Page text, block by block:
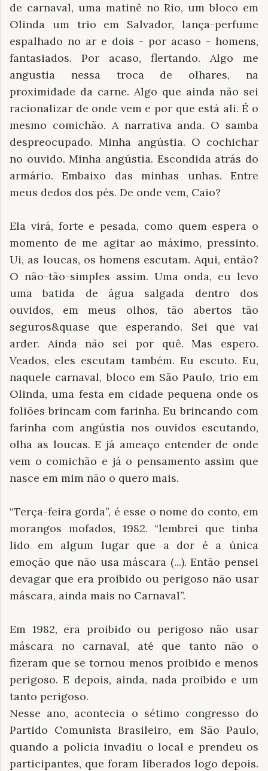
de carnaval, uma matinê no Rio, um bloco em
Olinda um trio em Salvador, lança-perfume
espalhado no ar e dois - por acaso - homens,
fantasiados. Por acaso, flertando. Algo me
angustia nessa troca de olhares, na
proximidade da carne. Algo que ainda não sei
racionalizar de onde vem e por que está ali. É o
mesmo comichão. A narrativa anda. O samba
despreocupado. Minha angústia. O cochichar
no ouvido. Minha angústia. Escondida atrás do
armário. Embaixo das minhas unhas. Entre
meus dedos dos pés. De onde vem, Caio?
Ela virá, forte e pesada, como quem espera o
momento de me agitar ao máximo, pressinto.
Ui, as loucas, os homens escutam. Aqui, então?
O não-tão-simples assim. Uma onda, eu levo
uma batida de água salgada dentro dos
ouvidos, em meus olhos, tão abertos tão
seguros&quase que esperando. Sei que vai
arder. Ainda não sei por quê. Mas espero.
Veados, eles escutam também. Eu escuto. Eu,
naquele carnaval, bloco em São Paulo, trio em
Olinda, uma festa em cidade pequena onde os
foliões brincam com farinha. Eu brincando com
farinha com angústia nos ouvidos escutando,
olha as loucas. E já ameaço entender de onde
vem o comichão e já o pensamento assim que
nasce em mim não o quero mais.
“Terça-feira gorda”, é esse o nome do conto, em
morangos mofados, 1982. “lembrei que tinha
lido em algum lugar que a dor é a única
emoção que não usa máscara (...). Então pensei
devagar que era proibido ou perigoso não usar
máscara, ainda mais no Carnaval”.
Em 1982, era proibido ou perigoso não usar
máscara no carnaval, até que tanto não o
fizeram que se tornou menos proibido e menos
perigoso. E depois, ainda, nada proibido e um
tanto perigoso.
Nesse ano, acontecia o sétimo congresso do
Partido Comunista Brasileiro, em São Paulo,
quando a polícia invadiu o local e prendeu os
participantes, que foram liberados logo depois.